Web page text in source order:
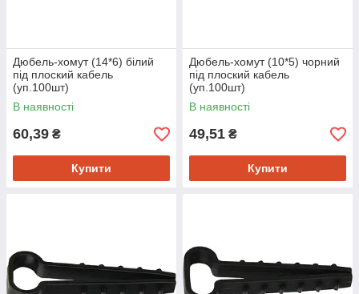
Дюбель-хомут (14*6) білий
під плоский кабель
(уп.100шт)
В наявності
60,39 ₴
Купити
Дюбель-хомут (10*5) чорний
під плоский кабель
(уп.100шт)
В наявності
49,51 ₴
Купити